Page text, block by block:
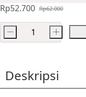
Rp62.000
Harga
aslinya
adalah:
Rp62.000.
Rp52.700
Harga
saat
ini
adalah:
Kuantitas
Pasar
- +
Deskripsi